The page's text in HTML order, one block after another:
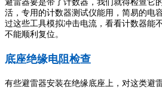
避雷器要是带了计数器，我们就得检查它
活，专用的计数器测试仪能用，简易的电
过这些工具模拟冲击电流，看看计数器能
不能顺利复位。
底座绝缘电阻检查
有些避雷器安装在绝缘底座上，对这类避